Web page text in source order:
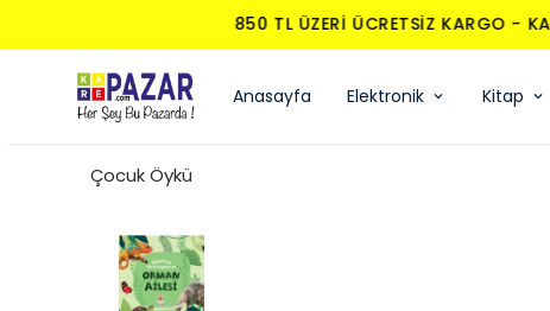
Anasayfa Elektronik Kitap
Çocuk Öykü